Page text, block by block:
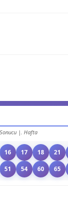
|. Hafta
16 17 18 21
51 54 60 65